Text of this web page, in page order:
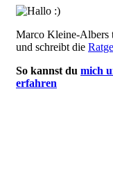
Bild
Marco Kleine-Albers
und schreibt die
So kannst du mich
erfahren